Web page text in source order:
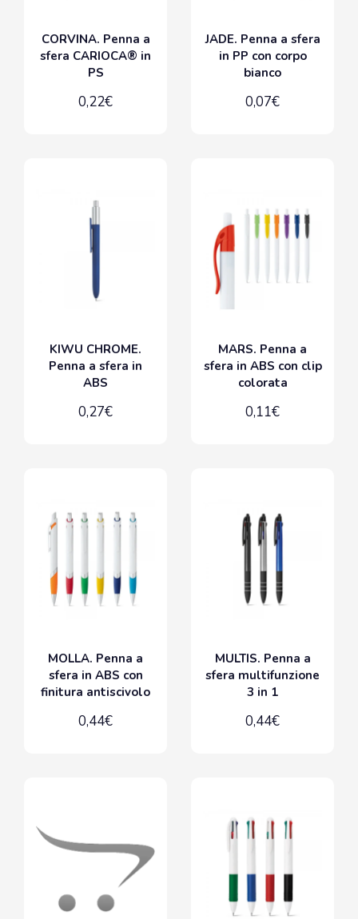
CORVINA. Penna a
sfera CARIOCA® in
PS
0,22€
JADE. Penna a sfera
in PP con corpo
bianco
0,07€
KIWU CHROME.
Penna a sfera in
ABS
0,27€
MARS. Penna a
sfera in ABS con clip
colorata
0,11€
MOLLA. Penna a
sfera in ABS con
finitura antiscivolo
0,44€
MULTIS. Penna a
sfera multifunzione
3 in 1
0,44€